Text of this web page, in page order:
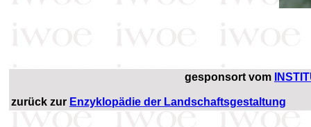
gesponsort vom
zurück zur Enzyklopädie der Landschaftsgestaltung